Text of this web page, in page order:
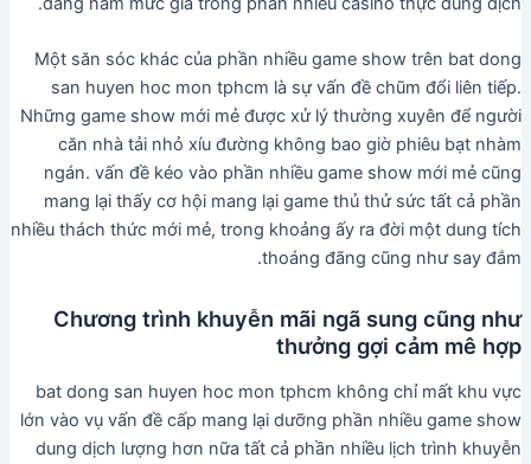
Một săn sóc khác của phần nhiều game show trên bat dong
san huyen hoc mon tphcm là sự vấn đề chũm đổi liên tiếp.
Những game show mới mẻ được xử lý thường xuyên để người
căn nhà tải nhỏ xíu đường không bao giờ phiêu bạt nhàm
ngán. vấn đề kéo vào phần nhiều game show mới mẻ cũng
mang lại thấy cơ hội mang lại game thủ thử sức tất cả phần
nhiều thách thức mới mẻ, trong khoảng ấy ra đời một dung tích
thoáng đãng cũng như say đắm.
Chương trình khuyễn mãi ngã sung cũng như
thưởng gợi cảm mê hợp
bat dong san huyen hoc mon tphcm không chỉ mất khu vực
lớn vào vụ vấn đề cấp mang lại dưỡng phần nhiều game show
dung dịch lượng hơn nữa tất cả phần nhiều lịch trình khuyễn